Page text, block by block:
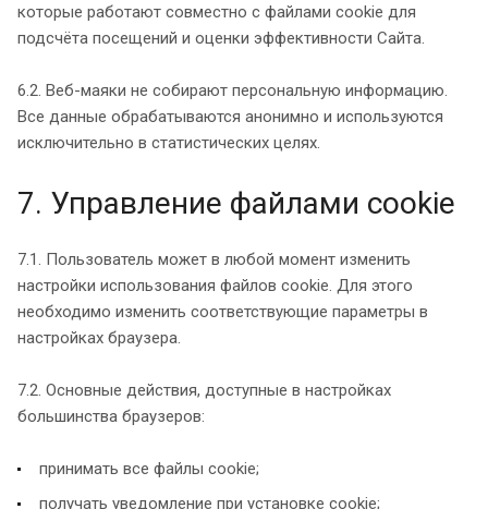
которые работают совместно с файлами cookie для
подсчёта посещений и оценки эффективности Сайта.
6.2. Веб-маяки не собирают персональную информацию.
Все данные обрабатываются анонимно и используются
исключительно в статистических целях.
7. Управление файлами cookie
7.1. Пользователь может в любой момент изменить
настройки использования файлов cookie. Для этого
необходимо изменить соответствующие параметры в
настройках браузера.
7.2. Основные действия, доступные в настройках
большинства браузеров:
принимать все файлы cookie;
получать уведомление при установке cookie;